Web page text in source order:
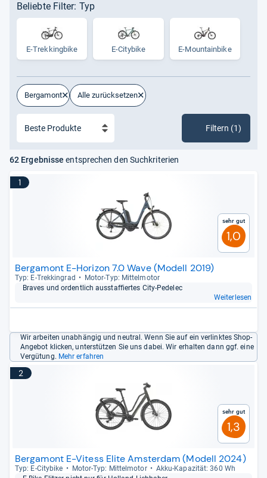
Beliebte Filter: Typ
E-​Trek­king­bike E-Citybike E-​Moun­tain­bike
Bergamont Alle zurücksetzen
Filtern (1)
62 Ergebnisse entsprechen den Suchkriterien
1
Sehr gut
1,0
Bergamont E-Horizon 7.0 Wave (Modell 2019)
Typ: E-​Trek­kin­grad
Motor-​Typ: Mit­tel­mo­tor
Bra­ves und ordent­lich aus­staf­fier­tes City-​Pede­lec
Weiterlesen
Wir arbeiten unabhängig und neutral. Wenn Sie auf ein verlinktes Shop-
Angebot klicken, unterstützen Sie uns dabei. Wir erhalten dann ggf. eine
Vergütung. Mehr erfahren
2
Sehr gut
1,3
Bergamont E-Vitess Elite Amsterdam (Modell 2024)
Typ: E-​City­bike Motor-​Typ: Mit­tel­mo­tor
Akku-​Kapa­zi­tät: 360 Wh